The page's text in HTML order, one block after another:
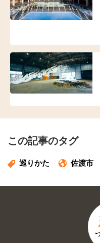
この記事のタグ
巡りかた 佐渡市